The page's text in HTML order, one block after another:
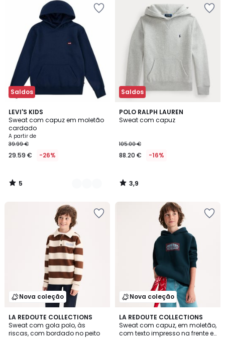
Saldos
LEVI'S KIDS
Sweat com capuz em moletão
cardado
A partir de
39.99 €
29.59 € -26%
5
/
5
2
Cores
5
/
Saldos
POLO RALPH LAUREN
Sweat com capuz
105.00 €
88.20 € -16%
3,9
/ 5
3,9
/
Nova coleção
LA REDOUTE COLLECTIONS
Sweat com gola polo, às
riscas, com bordado no peito
Nova coleção
LA REDOUTE COLLECTIONS
Sweat com capuz, em moletão,
com texto impresso na frente e